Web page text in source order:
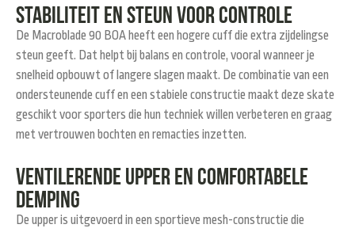
Stabiliteit en steun voor controle
De Macroblade 90 BOA heeft een hogere cuffdie extra zijdelingse
steun geeft. Dat helpt bij balans en controle, vooral wanneer je
snelheid opbouwt of langere slagen maakt. De combinatie van een
ondersteunende cuff en een stabiele constructie maakt deze skate
geschikt voor sporters die hun techniek willen verbeteren en graag
met vertrouwen bochten en remacties inzetten.
Ventilerende upper en comfortabele
demping
De upper is uitgevoerd in een sportieve mesh-constructie die